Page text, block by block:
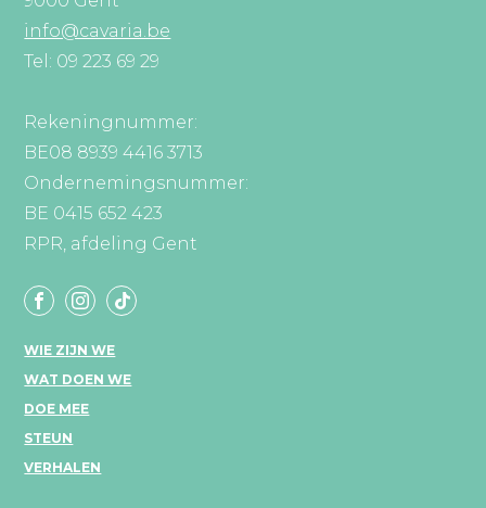
info@cavaria.be
Tel: 09 223 69 29
Rekeningnummer:
BE08 8939 4416 3713
Ondernemingsnummer:
BE 0415 652 423
RPR, afdeling Gent
WIE ZIJN WE
WAT DOEN WE
DOE MEE
STEUN
VERHALEN